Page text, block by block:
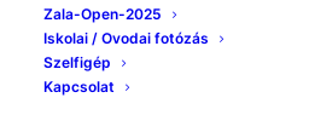
Zala-Open-2025
Iskolai / Ovodai fotózás
Szelfigép
Kapcsolat